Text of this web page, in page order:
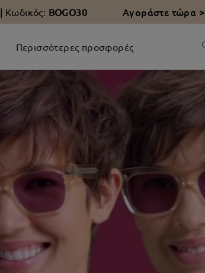
| Κωδικός: BOGO30 Αγοράστε τώρα >
Περισσότερες προσφορές